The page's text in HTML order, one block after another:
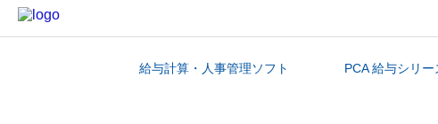
カテゴリから探す給与計算・人事管理ソフト PCA 給与シリー